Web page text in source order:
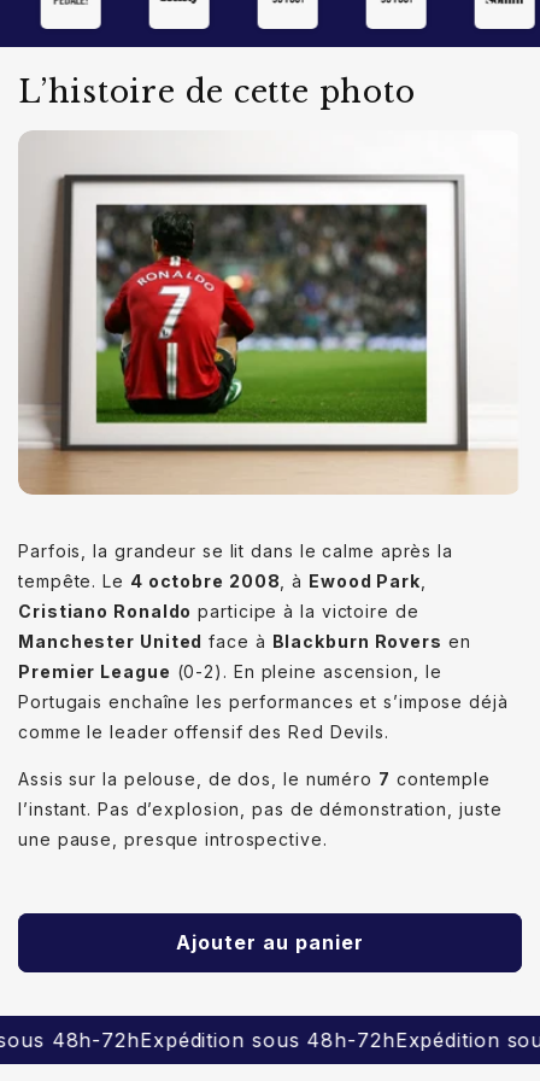
Crédits : Icon Sport
L’histoire de cette photo
Parfois, la grandeur se lit dans le calme après la
tempête. Le 4 octobre 2008 , à Ewood Park
Cristiano Ronaldo participe à la victoire de
Manchester United face à Blackburn Rovers en
Premier League (0-2). En pleine ascension, le
Portugais enchaîne les performances et s’impose déjà
comme le leader offensif des Red Devils.
Assis sur la pelouse, de dos, le numéro 7 contemple
l’instant. Pas d’explosion, pas de démonstration, juste
une pause, presque introspective.
Ajouter au panier
72hExpédition sous 48h-72hExpédition sous